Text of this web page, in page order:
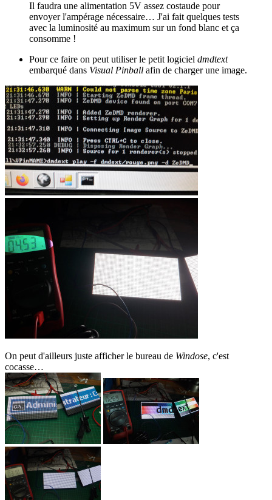
Il faudra une alimentation 5V assez costaude pour
envoyer l'ampérage nécessaire… J'ai fait quelques tests
avec la luminosité au maximum sur un fond blanc et ça
consomme !
Pour ce faire on peut utiliser le petit logiciel dmdtext
embarqué dans Visual Pinball afin de charger une image.
On peut d'ailleurs juste afficher le bureau de Windose, c'est
cocasse…